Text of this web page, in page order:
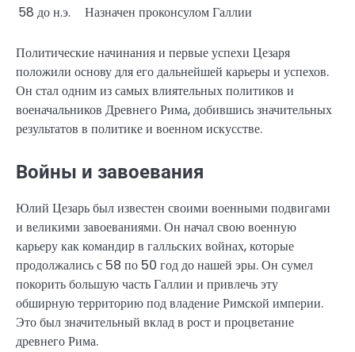
58 до н.э.
Назначен проконсулом Галлии
Политические начинания и первые успехи Цезаря
положили основу для его дальнейшей карьеры и успехов.
Он стал одним из самых влиятельных политиков и
военачальников Древнего Рима, добившись значительных
результатов в политике и военном искусстве.
Войны и завоевания
Юлий Цезарь был известен своими военными подвигами
и великими завоеваниями. Он начал свою военную
карьеру как командир в галльских войнах, которые
продолжались с 58 по 50 год до нашей эры. Он сумел
покорить большую часть Галлии и привлечь эту
обширную территорию под владение Римской империи.
Это был значительный вклад в рост и процветание
древнего Рима.